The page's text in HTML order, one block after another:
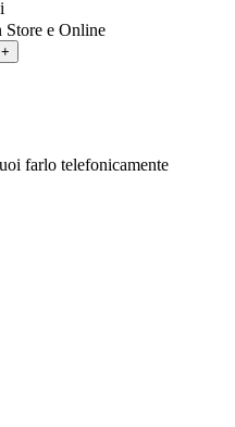
Store e Online
+
farlo telefonicamente